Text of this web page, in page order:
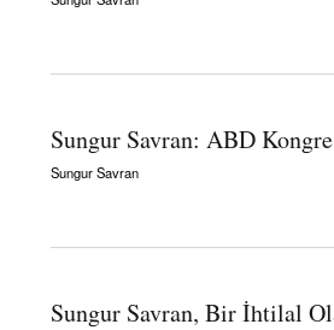
Sungur Savran: ABD
Sungur Savran
Sungur Savran, Bir İhtilal